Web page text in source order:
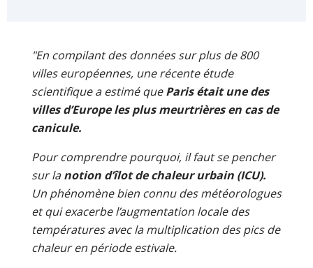
"En compilant des données sur plus de 800
villes européennes, une récente étude
scientifique a estimé queParis était une des
villes d’Europe les plus meurtrières en cas de
canicule.
Pour comprendre pourquoi, il faut se pencher
sur lanotion d’îlot de chaleur urbain (ICU).
Un phénomène bien connu des météorologues
et qui exacerbe l’augmentation locale des
températures avec la multiplication des pics de
chaleur en période estivale.